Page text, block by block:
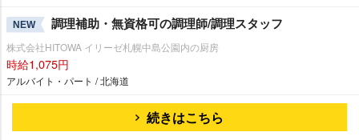
NEW 調理補助・無資格可の調理師/調理スタッフ
株式会社HITOWA イリーゼ札幌中島公園内の厨房
時給1,075円
アルバイト・パート / 北海道
続きはこちら